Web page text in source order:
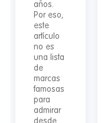
años.
Por eso,
este
artículo
no es
una lista
de
marcas
famosas
para
admirar
desde